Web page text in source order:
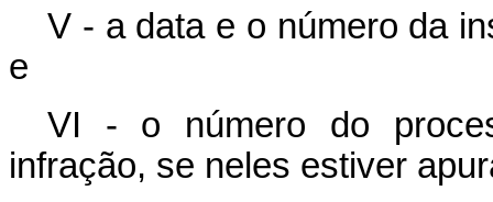
V - a data e o número da
e
VI - o número do
infração, se neles estiver